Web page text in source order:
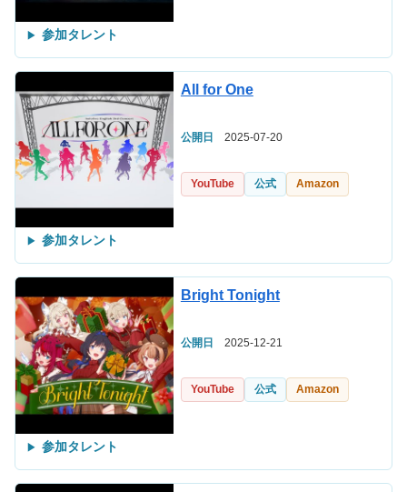
参加タレント
All for One
公開日 2025-07-20
YouTube 公式 Amazon
参加タレント
Bright Tonight
公開日 2025-12-21
YouTube 公式 Amazon
参加タレント